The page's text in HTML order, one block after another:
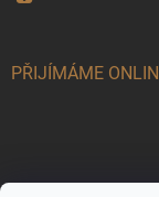
PŘIJÍMÁME